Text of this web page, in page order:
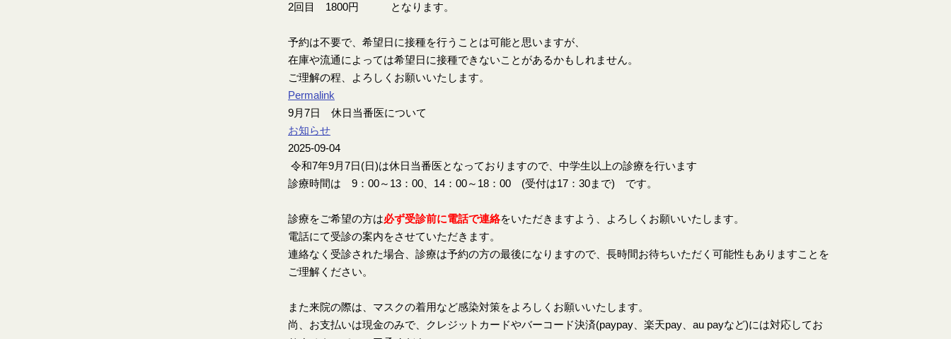
2回目 1800円 となります。
予約は不要で、希望日に接種を行うことは可能と思いますが、
在庫や流通によっては希望日に接種できないことがあるかもしれません。
ご理解の程、よろしくお願いいたします。
Permalink
9月7日 休日当番医について
お知らせ
2025-09-04
令和7年9月7日(日)は休日当番医となっておりますので、中学生以上の診療を行います
診療時間は 9：00～13：00、14：00～18：00 (受付は17：30まで) です。
診療をご希望の方は必ず受診前に電話で連絡をいただきますよう、よろしくお願いいたします。
電話にて受診の案内をさせていただきます。
連絡なく受診された場合、診療は予約の方の最後になりますので、長時間お待ちいただく可能性もありますことを
ご理解ください。
また来院の際は、マスクの着用など感染対策をよろしくお願いいたします。
尚、お支払いは現金のみで、クレジットカードやバーコード決済(paypay、楽天pay、au payなど)には対応してお